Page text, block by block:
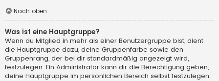
Nach oben
Was ist eine Hauptgruppe?
Wenn du Mitglied in mehr als einer Benutzergruppe bist, dient
die Hauptgruppe dazu, deine Gruppenfarbe sowie den
Gruppenrang, der bei dir standardmäßig angezeigt wird,
festzulegen. Ein Administrator kann dir die Berechtigung geben,
deine Hauptgruppe im persönlichen Bereich selbst festzulegen.